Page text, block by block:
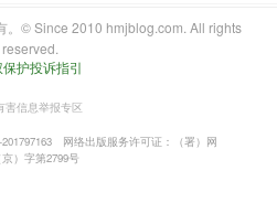
。© Since 2010 hmjblog.com. All rights
reserved.
保护投诉指引
害信息举报专区
网络出版服务许可证：（署）网
）字第2799号